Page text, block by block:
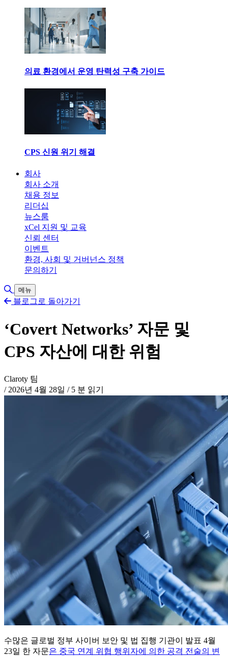
의료 환경에서 운영 탄력성 구축 가이드
CPS 신원 위기 해결
회사
회사 소개
채용 정보
리더십
뉴스룸
xCel 지원 및 교육
신뢰 센터
이벤트
환경, 사회 및 거버넌스 정책
문의하기
검색 토글
메뉴
블로그로 돌아가기
‘Covert Networks’ 자문 및
CPS 자산에 대한 위험
Claroty 팀
/ 2026년 4월 28일 /5 분 읽기
수많은 글로벌 정부 사이버 보안 및 법 집행 기관이 발표 4월
23일 한 자문은 중국 연계 위협 행위자에 의한 공격 전술의 변